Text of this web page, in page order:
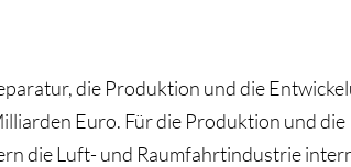
die Produktion und die
Euro. Für die Produktion und
die Luft- und Raumfahrtindustrie